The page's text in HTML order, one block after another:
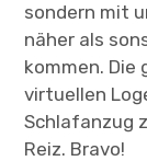
sondern mit
näher als
kommen. Die
virtuellen
Schlafanzug
Reiz. Bravo!